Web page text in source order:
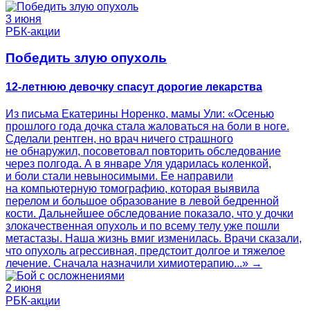
3 июня
РБК-акции
Победить злую опухоль
12-летнюю девочку спасут дорогие лекарства
Из письма Екатерины Норенко, мамы Ули: «Осенью
прошлого года дочка стала жаловаться на боли в ноге.
Сделали рентген, но врач ничего страшного
не обнаружил, посоветовал повторить обследование
через полгода. А в январе Уля ударилась коленкой,
и боли стали невыносимыми. Ее направили
на компьютерную томографию, которая выявила
перелом и большое образование в левой бедренной
кости. Дальнейшее обследование показало, что у дочки
злокачественная опухоль и по всему телу уже пошли
метастазы. Наша жизнь вмиг изменилась. Врачи сказали,
что опухоль агрессивная, предстоит долгое и тяжелое
лечение. Сначала назначили химиотерапию...» →
2 июня
РБК-акции